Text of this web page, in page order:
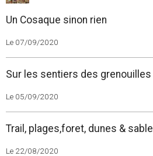
Un Cosaque sinon rien
Le 07/09/2020
Sur les sentiers des grenouilles
Le 05/09/2020
Trail, plages,foret, dunes & sable
Le 22/08/2020